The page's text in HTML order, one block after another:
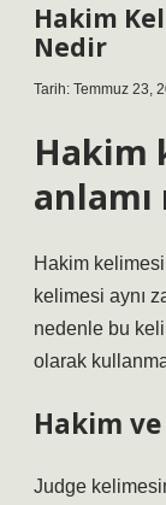
Hakim
Nedir
Tarih: Temmuz 23,
Hakim
Hakim
kelimesi aynı
nedenle bu
olarak
Hakim ve
Judge